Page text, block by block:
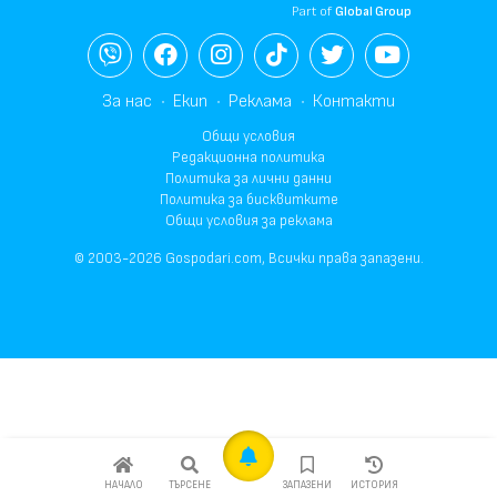
НАЧАЛО ТЪРСЕНЕ ЗАПАЗЕНИ ИСТОРИЯ
Part ofGlobal Group
За нас Екип Реклама Контакти
Общи условия
Редакционна политика
Политика за лични данни
Политика за бисквитките
Общи условия за реклама
© 2003-2026 Gospodari.com, Всички права запазени.